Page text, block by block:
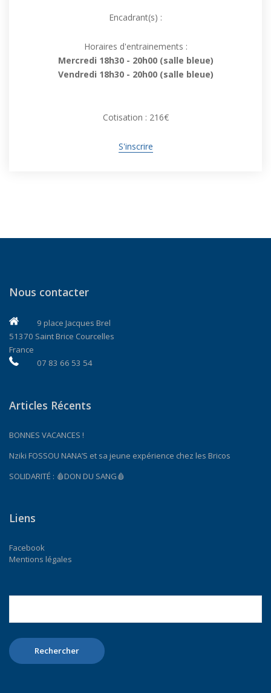
Encadrant(s) :
Horaires d'entrainements :
Mercredi 18h30 - 20h00 (salle bleue)
Vendredi 18h30 - 20h00 (salle bleue)
Cotisation : 216€
S'inscrire
Nous contacter
9 place Jacques Brel
51370 Saint Brice Courcelles
France
07 83 66 53 54
Articles Récents
BONNES VACANCES !
Nziki FOSSOU NANA’S et sa jeune expérience chez les Bricos
SOLIDARITÉ : 🩸DON DU SANG🩸
Liens
Facebook
Mentions légales